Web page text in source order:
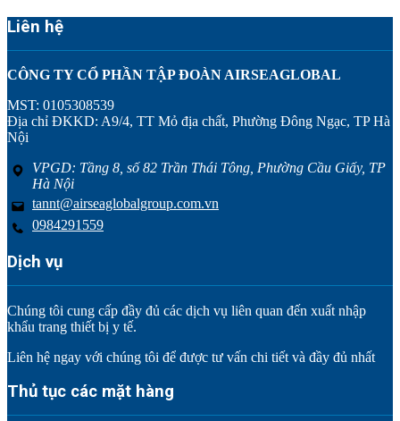
Liên hệ
CÔNG TY CỔ PHẦN TẬP ĐOÀN AIRSEAGLOBAL
MST: 0105308539
Địa chỉ ĐKKD: A9/4, TT Mỏ địa chất, Phường Đông Ngạc, TP Hà
Nội
VPGD: Tầng 8, số 82 Trần Thái Tông, Phường Cầu Giấy, TP
Hà Nội
tannt@airseaglobalgroup.com.vn
0984291559
Dịch vụ
Chúng tôi cung cấp đầy đủ các dịch vụ liên quan đến xuất nhập
khẩu trang thiết bị y tế.
Liên hệ ngay với chúng tôi để được tư vấn chi tiết và đầy đủ nhất
Thủ tục các mặt hàng